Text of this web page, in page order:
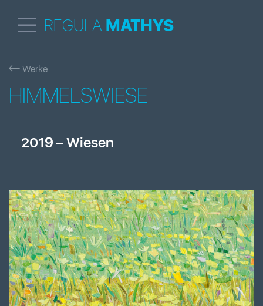
REGULA MATHYS
Werke
HIMMELSWIESE
2019 –Wiesen